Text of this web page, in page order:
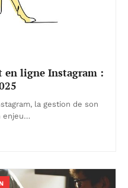
en ligne Instagram :
la gestion de son
enjeu…